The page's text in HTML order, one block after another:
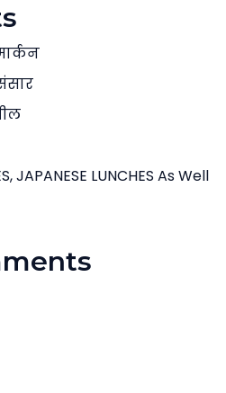
JAPANESE LUNCHES As Well